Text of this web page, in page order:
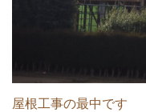
屋根工事の最中です